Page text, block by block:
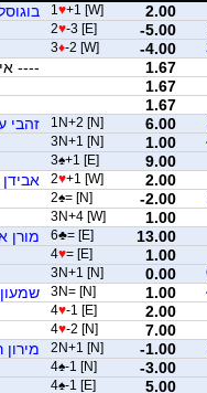
2.00
1 ♥+1 [W]
-5.00
2♥-3 [E]
-4.00
3♦-2 [W]
1.67
----
1.67
1.67
6.00
1N+2 [N] זהבי
1.00
3N+1 [N]
9.00
3♠+1 [E]
2.00
2♥+1 [W]
-2.00
2♠= [N]
1.00
3N+4 [W]
13.00
6♣= [E] מורן
1.00
4♥= [E]
0.00
3N+1 [N]
1.00
3N= [N]
2.00
4♥-1 [E]
7.00
4♥-2 [N]
-1.00
2N+1 [N] מירון
-3.00
4♠-1 [N]
5.00
4♠-1 [E]